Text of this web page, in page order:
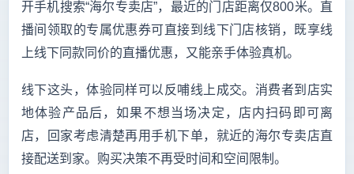
开手机搜索“海尔专卖店”，最近的门店距离仅800米。直
播间领取的专属优惠券可直接到线下门店核销，既享线
上线下同款同价的直播优惠，又能亲手体验真机。
线下这头，体验同样可以反哺线上成交。消费者到店实
地体验产品后，如果不想当场决定，店内扫码即可离
店，回家考虑清楚再用手机下单，就近的海尔专卖店直
接配送到家。购买决策不再受时间和空间限制。